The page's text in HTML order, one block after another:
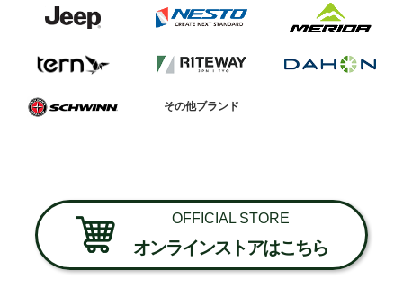
その他ブランド
OFFICIAL STORE
オンラインストアはこちら